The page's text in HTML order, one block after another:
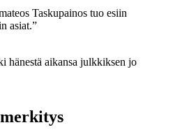
Taskupainos tuo esiin
asiat.”
hänestä aikansa julkkiksen jo